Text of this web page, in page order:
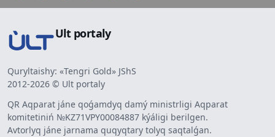
Ult portaly
Quryltaishy: «Tengri Gold» JShS
2012-2026 © Ult portaly
QR Aqparat jáne qoǵamdyq damý ministrligi Aqparat
komitetiniń №KZ71VPY00084887 kýáligi berilgen.
Avtorlyq jáne jarnama quqyqtary tolyq saqtalǵan.